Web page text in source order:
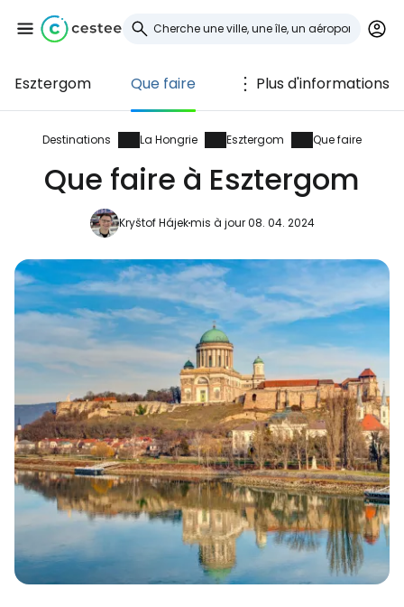
Esztergom Que faire Plus d'informations
Destinations La Hongrie Esztergom Que faire
Que faire à Esztergom
Kryštof Hájekmis à jour 08. 04. 2024
Se connecter à
Cestee
... la communauté mondiale des voyageurs
Continuer avec Facebook
Poursuivre avec le courrier
électronique